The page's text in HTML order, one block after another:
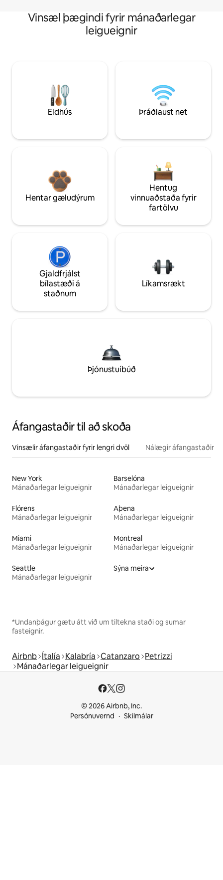
Vinsæl þægindi fyrir mánaðarlegar
leigueignir
Eldhús Þráðlaust net
Hentar gæludýrum
Hentug
vinnuaðstaða fyrir
fartölvu
Gjaldfrjálst
bílastæði á
staðnum
Líkamsrækt
Þjónustuíbúð
Áfangastaðir til að skoða
Vinsælir áfangastaðir fyrir lengri dvöl Nálægir áfangastaðir
New York
Mánaðarlegar leigueignir
Barselóna
Mánaðarlegar leigueignir
Flórens
Mánaðarlegar leigueignir
Aþena
Mánaðarlegar leigueignir
Miami
Mánaðarlegar leigueignir
Montreal
Mánaðarlegar leigueignir
Seattle
Mánaðarlegar leigueignir
Sýna meira
*Undanþágur gætu átt við um tiltekna staði og sumar
fasteignir.
Airbnb Ítalía Kalabría Catanzaro Petrizzi
Mánaðarlegar leigueignir
© 2026 Airbnb, Inc.
Persónuvernd
Skilmálar